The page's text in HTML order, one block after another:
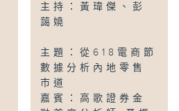
主持：黃瑋傑、彭
藹嬈
主題：從618電商節
數據分析內地零售
市道
嘉賓：高歌證券金